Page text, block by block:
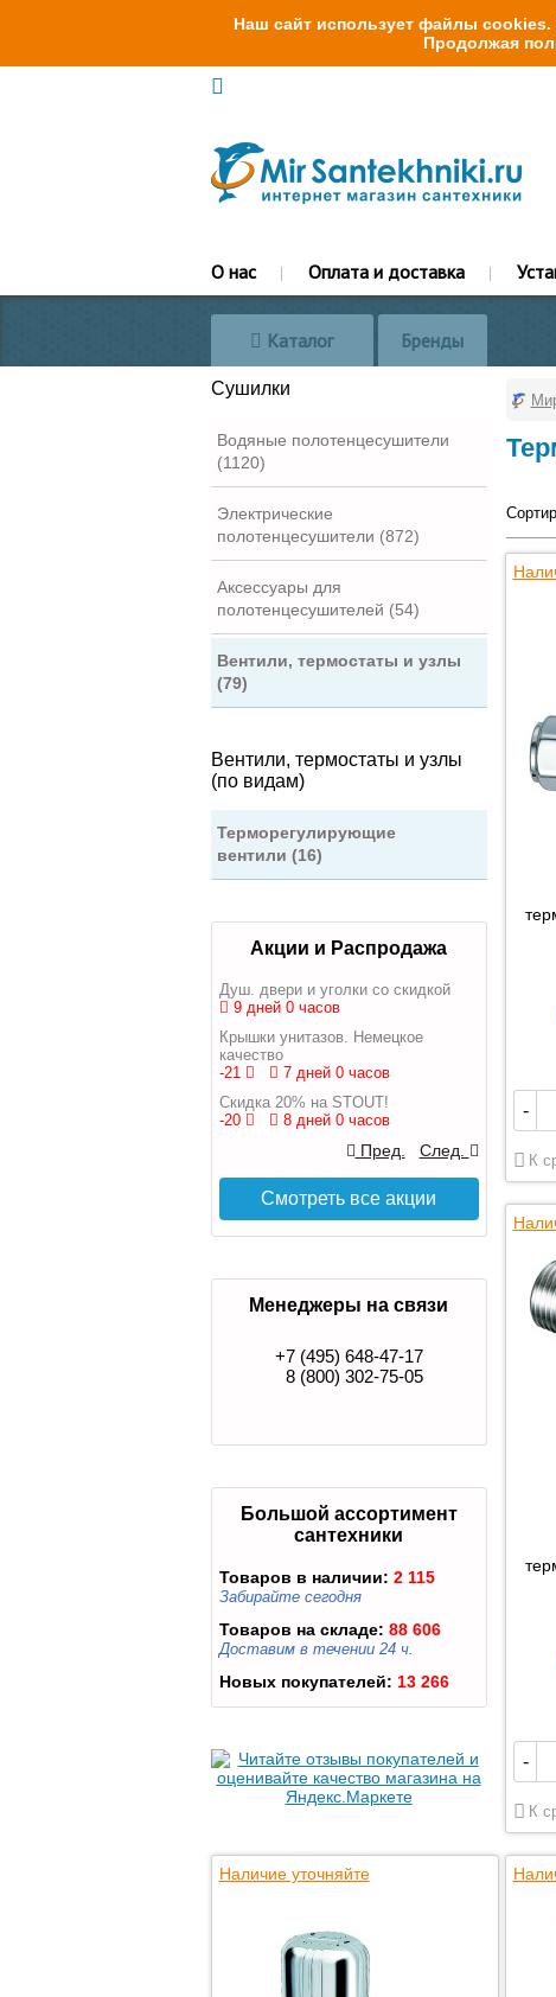
Наш сайт использует файлы cookies.
Продолжая
О нас Оплата и доставка
Каталог Бренды
Сушилки
Водяные полотенцесушители
(1120)
Электрические
полотенцесушители (872)
Аксессуары для
полотенцесушителей (54)
Вентили, термостаты и узлы
(79)
Вентили, термостаты и узлы
(по видам)
Терморегулирующие
вентили (16)
Акции и Распродажа
Душ. двери и уголки со скидкой
9 дней 0 часов
Крышки унитазов. Немецкое
качество
-21
7 дней 0 часов
Скидка 20% на STOUT!
-20
8 дней 0 часов
Пред. След.
Смотреть все акции
Менеджеры на связи
+7 (495) 648-47-17
8 (800) 302-75-05
Большой ассортимент
сантехники
Товаров в наличии: 2 115
Забирайте сегодня
Товаров на складе: 88 606
Доставим в течении 24 ч.
Новых покупателей: 13 266
-
К
-
К
Наличие уточняйте